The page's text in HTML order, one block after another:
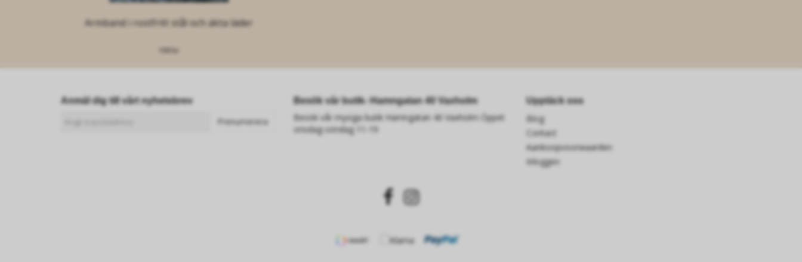
Armband i rostfritt stål och äkta läder
199 kr
Anmäl dig till vårt nyhetsbrev
Prenumerera
Besök vår butik- Hamngatan 40 Vaxholm
Besök vår mysiga butik Hamngatan 40 Vaxholm Öppet
onsdag-söndag 11-19
Upptäck oss
Blog
Contact
Aankoopvoorwaarden
Inloggen